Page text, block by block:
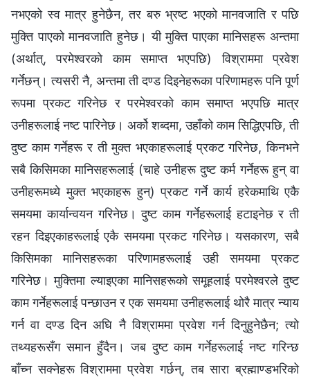
नभएको स्व मात्र हुनेछैन, तर बरु भ्रष्ट भएको मानवजाति र पछि
मुक्ति पाएको मानवजाति हुनेछ। यी मुक्ति पाएका मानिसहरू अन्तमा
(अर्थात्, परमेश्‍वरको काम समाप्‍त भएपछि) विश्राममा प्रवेश
गर्नेछन्। त्यसरी नै, अन्तमा ती दण्ड दिइनेहरूका परिणामहरू पनि पूर्ण
रूपमा प्रकट गरिनेछ र परमेश्‍वरको काम समाप्‍त भएपछि मात्र
उनीहरूलाई नष्ट पारिनेछ। अर्को शब्दमा, उहाँको काम सिद्धिएपछि, ती
दुष्ट काम गर्नेहरू र ती मुक्त भएकाहरूलाई प्रकट गरिनेछ, किनभने
सबै किसिमका मानिसहरूलाई (चाहे उनीहरू दुष्ट कर्म गर्नेहरू हुन् वा
उनीहरूमध्ये मुक्त भएकाहरू हुन्) प्रकट गर्ने कार्य हरेकमाथि एकै
समयमा कार्यान्वयन गरिनेछ। दुष्ट काम गर्नेहरूलाई हटाइनेछ र ती
रहन दिइएकाहरूलाई एकै समयमा प्रकट गरिनेछ। यसकारण, सबै
किसिमका मानिसहरूका परिणामहरूलाई उही समयमा प्रकट
गरिनेछ। मुक्तिमा ल्याइएका मानिसहरूको समूहलाई परमेश्‍वरले दुष्ट
काम गर्नेहरूलाई पन्छाउन र एक समयमा उनीहरूलाई थोरै मात्र न्याय
गर्न वा दण्ड दिन अघि नै विश्राममा प्रवेश गर्न दिनुहुनेछैन; त्यो
तथ्यहरूसँग समान हुँदैन। जब दुष्ट काम गर्नेहरूलाई नष्ट गरिन्छ
बाँच्न सक्नेहरू विश्राममा प्रवेश गर्छन्, तब सारा ब्रह्माण्डभरिको